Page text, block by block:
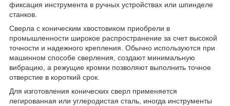
фиксация инструмента в ручных устройствах или шпинделе
станков.
Сверла с коническим хвостовиком приобрели в
промышленности широкое распространение за счет высокой
точности и надежного крепления. Обычно используются при
машинном способе сверления, создают минимальную
вибрацию, а режущие кромки позволяют выполнить точное
отверстие в короткий срок.
Для изготовления конических сверл применяется
легированная или углеродистая сталь, иногда инструменты